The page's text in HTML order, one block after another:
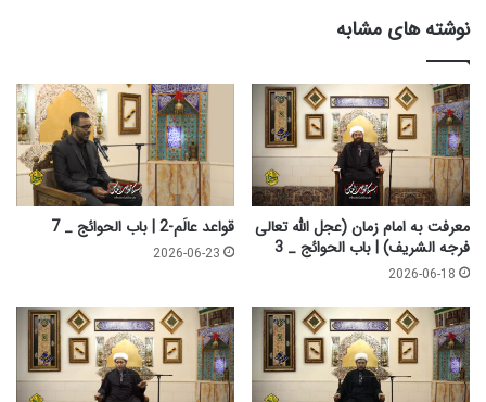
ل
ا
م
1
|
و
ا
ع
ظ
|
چ
ه
ا
ر
م
م
و
ی
|
ب
ر
ب
ا
ل
م
ل
ا
ئ
_
2
0
8
نوشته های مشابه
معرفت به امام زمان (عجل الله تعالی
فرجه الشریف) | باب الحوائج _ 3
2026-06-18
قواعد عالَم-2 | باب الحوائج _ 7
2026-06-23